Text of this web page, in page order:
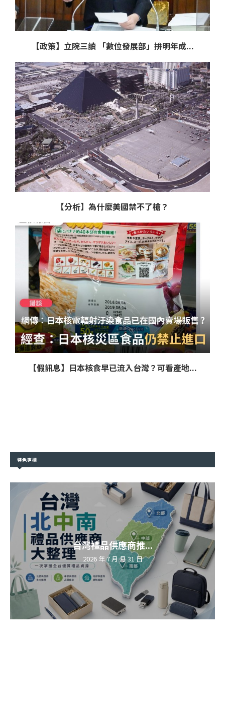
【政策】立院三讀 「數位發展部」拚明年成...
【分析】為什麼美國禁不了槍？
【假訊息】日本核食早已流入台灣？可看產地...
特色專欄
台灣禮品供應商推...
2026 年 7 月 月 31 日